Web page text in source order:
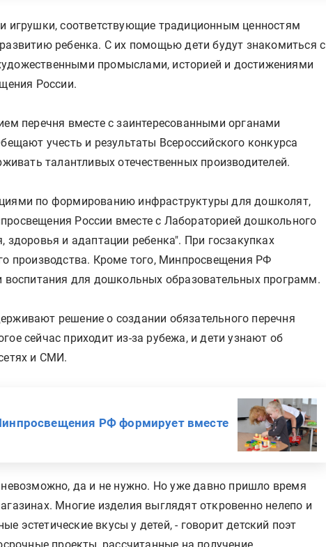
игрушки, соответствующие традиционным ценностям
ребенка. С их помощью дети будут знакомиться с
промыслами, историей и достижениями
России.
перечня вместе с заинтересованными органами
учесть и результаты Всероссийского конкурса
талантливых отечественных производителей.
по формированию инфраструктуры для дошколят,
России вместе с Лабораторией дошкольного
и адаптации ребенка". При госзакупках
производства. Кроме того, Минпросвещения РФ
воспитания для дошкольных образовательных программ.
решение о создании обязательного перечня
сейчас приходит из-за рубежа, и дети узнают об
и СМИ.
РФ формирует вместе
невозможно, да и не нужно. Но уже давно пришло время
Многие изделия выглядят откровенно нелепо и
эстетические вкусы у детей, - говорит детский поэт